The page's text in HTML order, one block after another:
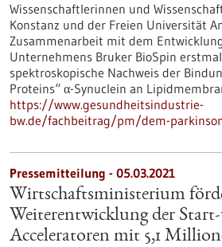
Wissenschaftlerinnen und
Konstanz und der Freien Universität
Zusammenarbeit mit dem
Unternehmens Bruker BioSpin
spektroskopische Nachweis der
Proteins“ α-Synuclein an
https://www.gesundheitsindustrie-
bw.de/fachbeitrag/pm/dem-
Pressemitteilung - 05.03.2021
Wirtschaftsministerium
Weiterentwicklung der
Acceleratoren mit 5,1